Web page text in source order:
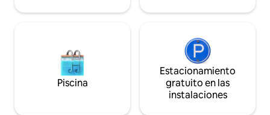
Piscina
Estacionamiento
gratuito en las
instalaciones